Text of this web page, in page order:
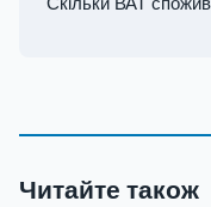
Читайте також